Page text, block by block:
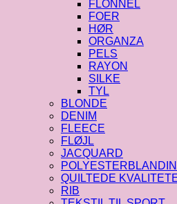
FLONNEL
FOER
HØR
ORGANZA
PELS
RAYON
SILKE
TYL
BLONDE
DENIM
FLEECE
FLØJL
JACQUARD
QUILTEDE
RIB